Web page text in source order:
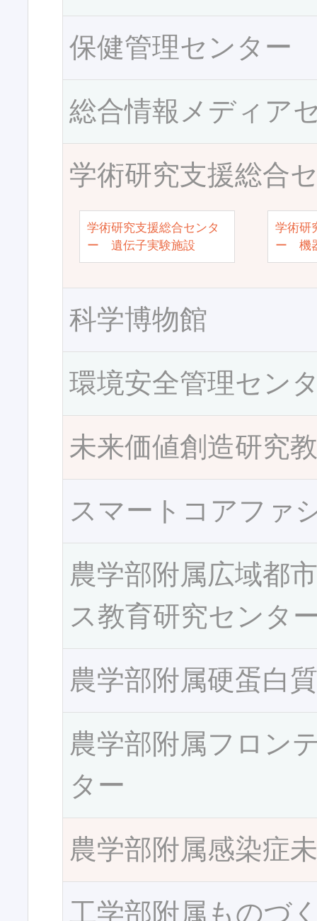
保健管理センター
総合情報メディア
学術研究支援総合
学術研究支援総合センタ
ー 遺伝子実験施設
学術研
ー 機
科学博物館
環境安全管理セン
未来価値創造研究
スマートコアファ
農学部附属広域都
ス教育研究センタ
農学部附属硬蛋白
農学部附属フロン
ター
農学部附属感染症
工学部附属ものづ